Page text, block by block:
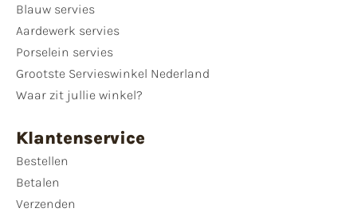
Blauw servies
Aardewerk servies
Porselein servies
Grootste Servieswinkel Nederland
Waar zit jullie winkel?
Klantenservice
Bestellen
Betalen
Verzenden